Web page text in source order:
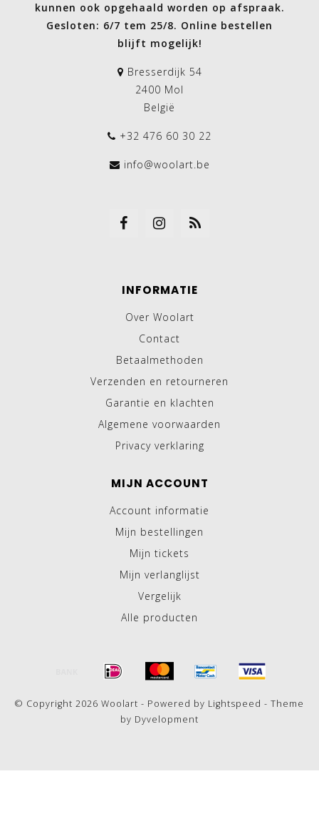
kunnen ook opgehaald worden op afspraak.
Gesloten: 6/7 tem 25/8. Online bestellen
blijft mogelijk!
Bresserdijk 54
2400 Mol
België
+32 476 60 30 22
info@woolart.be
INFORMATIE
Over Woolart
Contact
Betaalmethoden
Verzenden en retourneren
Garantie en klachten
Algemene voorwaarden
Privacy verklaring
MIJN ACCOUNT
Account informatie
Mijn bestellingen
Mijn tickets
Mijn verlanglijst
Vergelijk
Alle producten
© Copyright 2026 Woolart - Powered by Lightspeed - Theme
by Dyvelopment